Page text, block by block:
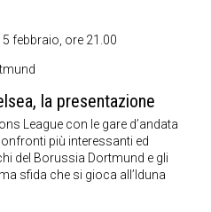
febbraio, ore 21.00
la presentazione
League con le gare d’andata
più interessanti ed
del Borussia Dortmund e gli
sfida che si gioca all’Iduna